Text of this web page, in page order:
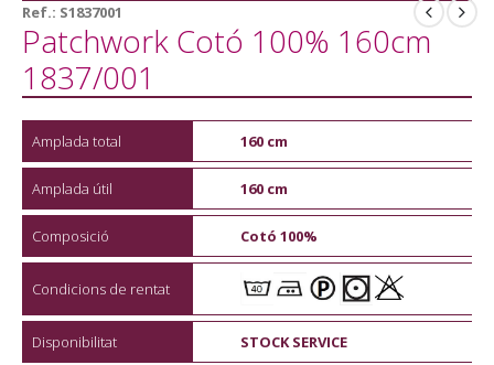
Ref.: S1837001
Patchwork Cotó 100% 160cm
1837/001
Amplada total 160 cm
Amplada útil 160 cm
Composició Cotó 100%
Condicions de rentat
Disponibilitat STOCK SERVICE